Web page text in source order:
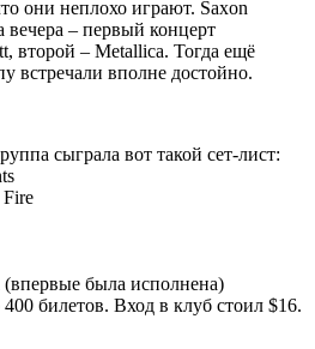
они неплохо играют. Saxon
вечера – первый концерт
второй – Metallica. Тогда ещё
встречали вполне достойно.
сыграла вот такой сет-лист:
Fire
была исполнена)
билетов. Вход в клуб стоил $16.